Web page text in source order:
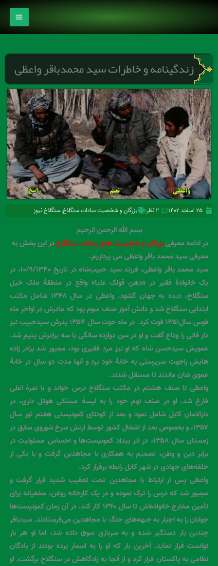
محتوا
زندگینامه و خاطرات سید محمدباقر واعظی
۲۵ اسفند ۱۴۰۲ ۲ نظر بزرگان و شخصیت سادات سنگلاخ,سنگلاخ نیوز
بسم الله الرحمن الرحیم
در ادامه معرفیبزرگان و شخصیت های سادات سنگلاخدر این بخش به
معرفی سید محمد باقر واعظی می پردازیم.
سید محمد باقر واعظی، فرزند سید حبیب‌شاه در تاریخ ۱۰/۹/۱۳۴۰، در
یک خانوادۀ فقیر در «دهن قولک علیا» واقع در منطقۀ ملک خیل
سنگلاخ، دیده به جهان گشود. واعظی در سال ۱۳۴۸ شامل مکتب
ابتدایی سنگلاخ شد و دانش آموز صنف سوم بود که مادرش در اواخر ماه
قوس سال۱۳۵۱ فوت کرد. در ماه حوت سال ۱۳۵۴ پدرش سیدحبیب نیز
دار فانی را وداع گفت و او در سن دوازده سالگی با سه برادرش یتیم شد.
عمویش سیدحسن شاه که او نیز مرد فقیری بود، مجبور شد برادر زاده
هایش راجهت سرپرستی به خانۀ خود برد و آنها مدت دو سال در خانۀ
عموی شان ماندند تا مستقل شدند.
واعظی تا صنف هشتم در مکتب سنگلاخ درس خواند و با نمرۀ اعلی
فارغ شد. او در صنف نهم خود را به لیسۀ مسلکی هوتل داری، در
دارالامان کابل شامل نمود و بعد از کودتای کمونیستی هفتم ثور سال
۱۳۵۷، و بخصوص بعد از اشغال کشور توسط ارتش سرخ شوروی سابق در
زمستان سال ۱۳۵۸، در اثر بیداد کمونیست‌ها و احساس مسئولیت در
برابر دین و وطن، تصمیم به همکاری با مجاهدین گرفت و با یکی از
حلقه‌های جهادی در شهر کابل رابطه برقرار کرد.
واعظی پس از ارتباط با مجاهدین تحت تعقیب شدید قرار گرفت و
مجبور شد که درس را ترک نموده و در یک کارخانه روغن، مخفیانه برای
تأمین مخارج خانواده‌اش تا سال ۱۳۶۰ کار کند. در آن زمان کمونیست‌ها
جوانان را به اجبار به جبهه‌های جنگ با مجاهدین می‌فرستادند. سیدباقر
چندین بار دستگیر شده و به سربازی سوق داده شد، اما او هر بار
توانست فرار نماید. آخرین بار که او را به اسمار برده بودند از پادگان
نظامی به پاکستان فرار کرد و از آنجا به زادگاهش در سنگلاخ برگشت. او